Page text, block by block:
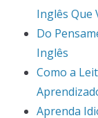
Inglês Que
Do
Inglês
Como a
Aprenda